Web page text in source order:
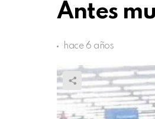
Antes
hace 6 años